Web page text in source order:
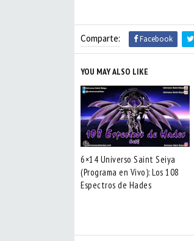
Comparte: Facebook
YOU MAY ALSO LIKE
6×14 Universo Saint Seiya
(Programa en Vivo): Los 108
Espectros de Hades